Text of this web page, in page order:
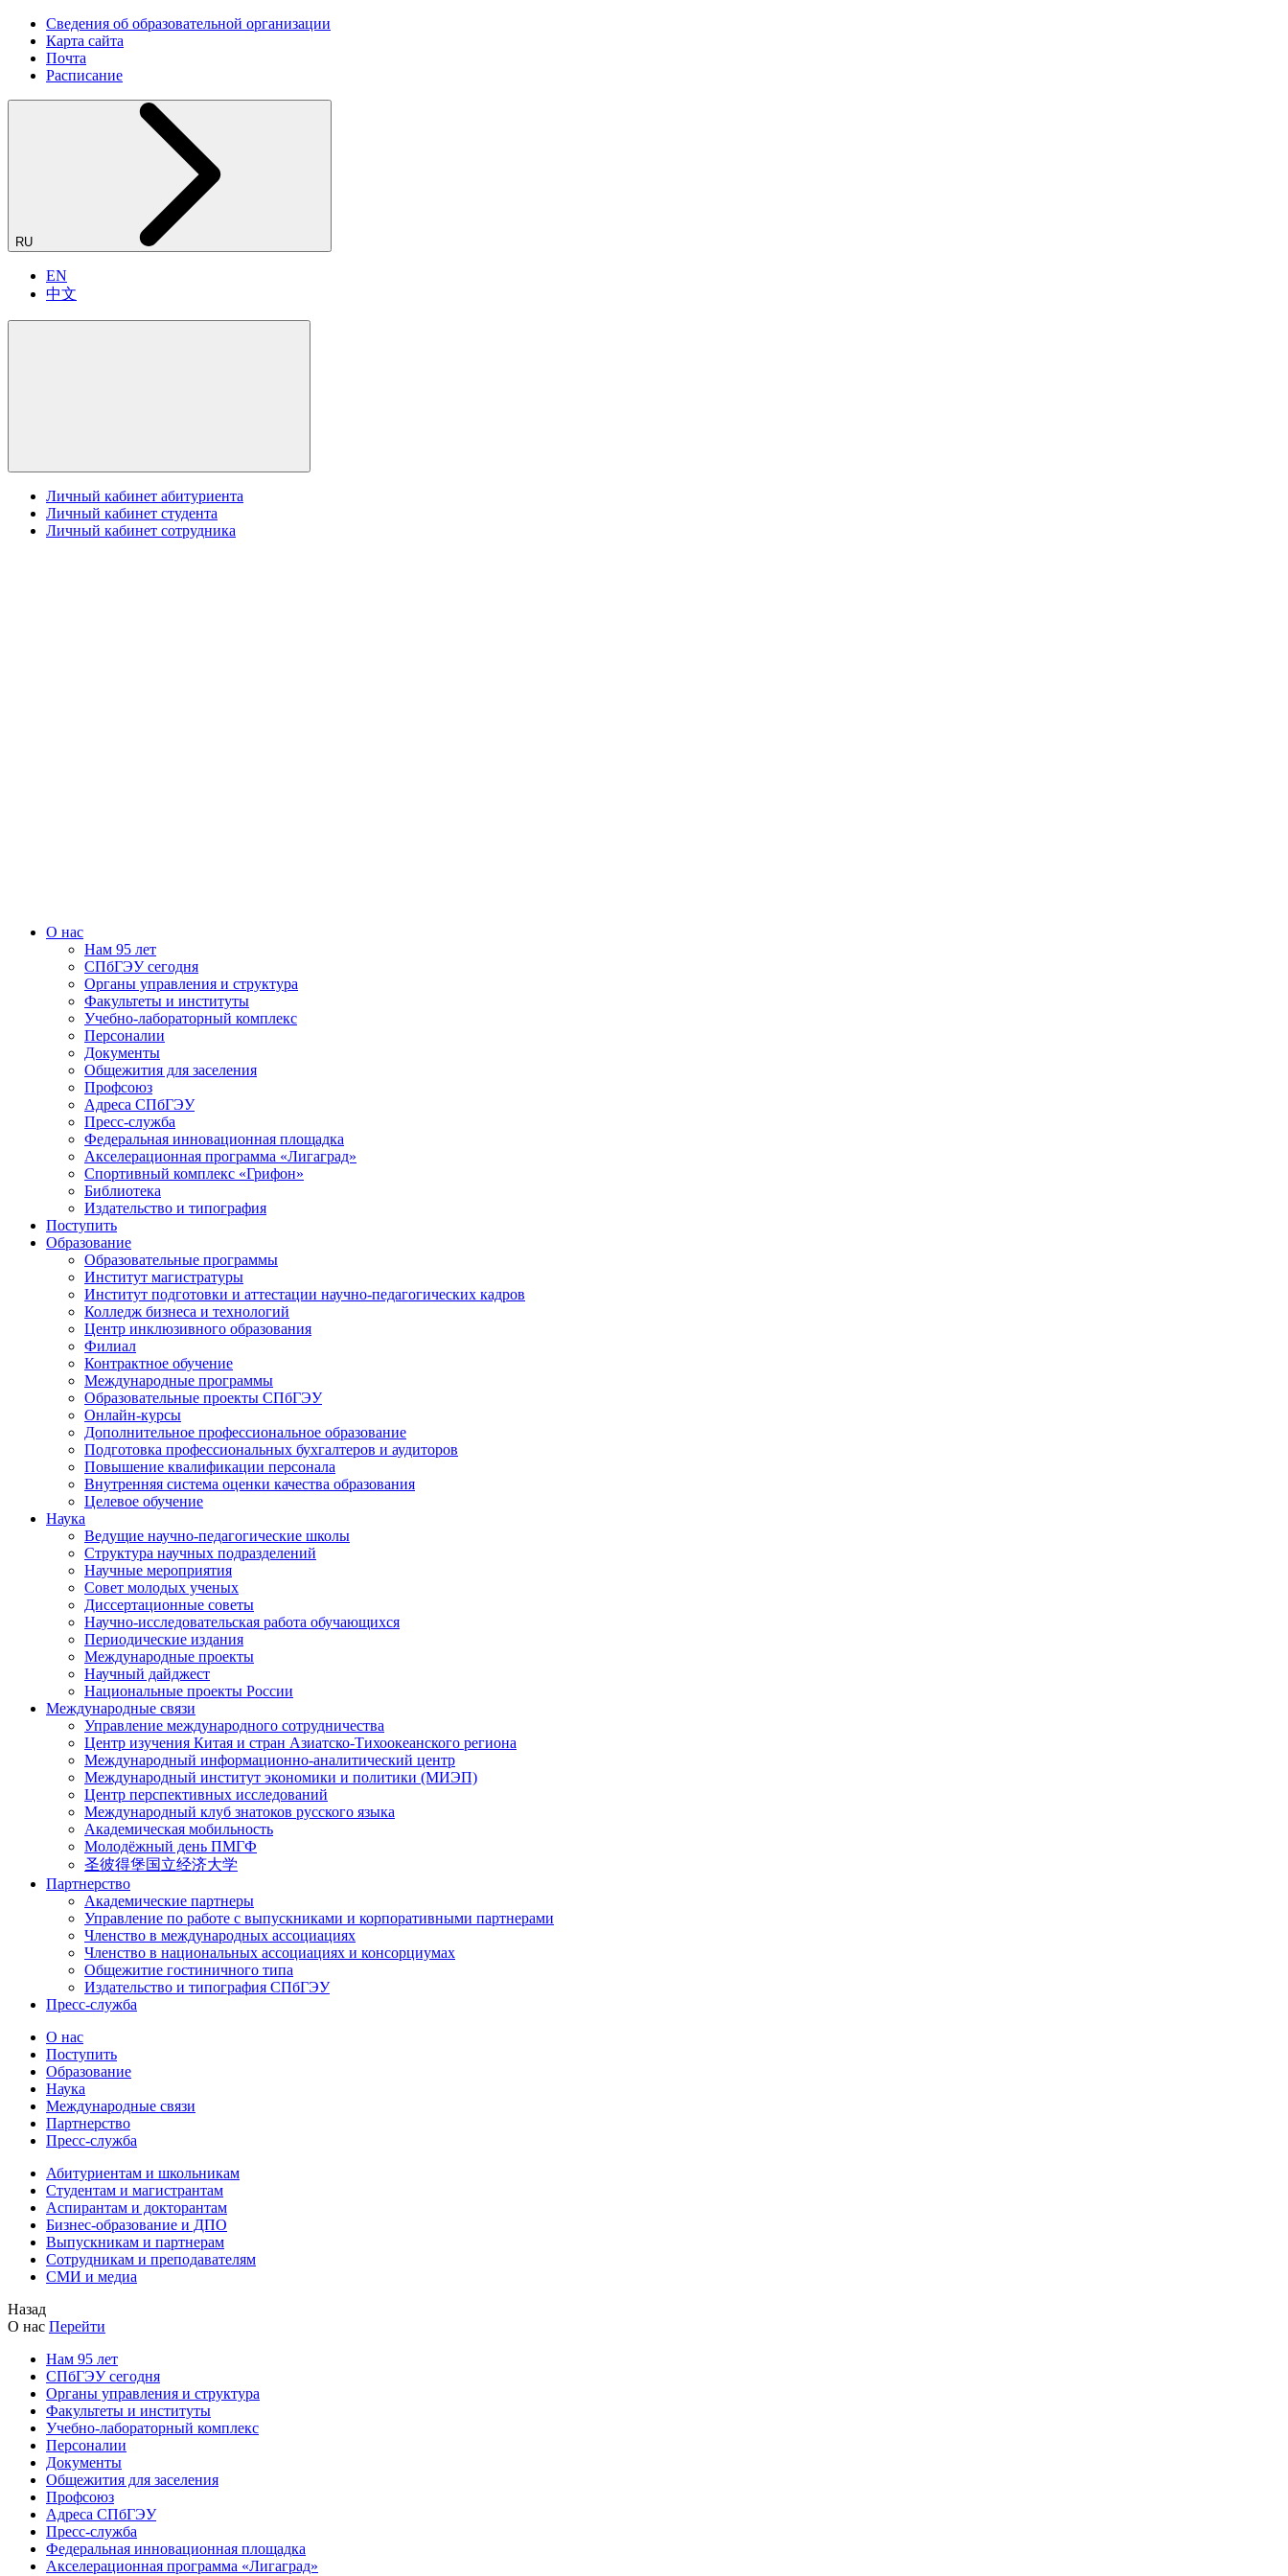
Сведения об образовательной организации
Карта сайта
Почта
Расписание
RU
EN
中文
Личный кабинет абитуриента
Личный кабинет студента
Личный кабинет сотрудника
О нас
Нам 95 лет
СПбГЭУ сегодня
Органы управления и структура
Факультеты и институты
Учебно-лабораторный комплекс
Персоналии
Документы
Общежития для заселения
Профсоюз
Адреса СПбГЭУ
Пресс-служба
Федеральная инновационная площадка
Акселерационная программа «Лигаград»­­
Спортивный комплекс «Грифон»
Библиотека
Издательство и типография
Поступить
Образование
Образовательные программы
Институт магистратуры
Институт подготовки и аттестации научно-педагогических кадров
Колледж бизнеса и технологий
Центр инклюзивного образования
Филиал
Контрактное обучение
Международные программы
Образовательные проекты СПбГЭУ
Онлайн-курсы
Дополнительное профессиональное образование
Подготовка профессиональных бухгалтеров и аудиторов
Повышение квалификации персонала
Внутренняя система оценки качества образования
Целевое обучение
Наука
Ведущие научно-педагогические школы
Структура научных подразделений
Научные мероприятия
Совет молодых ученых
Диссертационные советы
Научно-исследовательская работа обучающихся
Периодические издания
Международные проекты
Научный дайджест
Национальные проекты России
Международные связи
Управление международного сотрудничества
Центр изучения Китая и стран Азиатско-Тихоокеанского региона
Международный информационно-аналитический центр
Международный институт экономики и политики (МИЭП)
Центр перспективных исследований
Международный клуб знатоков русского языка
Академическая мобильность
Молодёжный день ПМГФ
圣彼得堡国立经济大学
Партнерство
Академические партнеры
Управление по работе с выпускниками и корпоративными партнерами
Членство в международных ассоциациях
Членство в национальных ассоциациях и консорциумах
Общежитие гостиничного типа
Издательство и типография СПбГЭУ
Пресс-служба
О нас
Поступить
Образование
Наука
Международные связи
Партнерство
Пресс-служба
Абитуриентам и школьникам
Студентам и магистрантам
Аспирантам и докторантам
Бизнес-образование и ДПО
Выпускникам и партнерам
Сотрудникам и преподавателям
СМИ и медиа
Назад
О нас Перейти
Нам 95 лет
СПбГЭУ сегодня
Органы управления и структура
Факультеты и институты
Учебно-лабораторный комплекс
Персоналии
Документы
Общежития для заселения
Профсоюз
Адреса СПбГЭУ
Пресс-служба
Федеральная инновационная площадка
Акселерационная программа «Лигаград»­­